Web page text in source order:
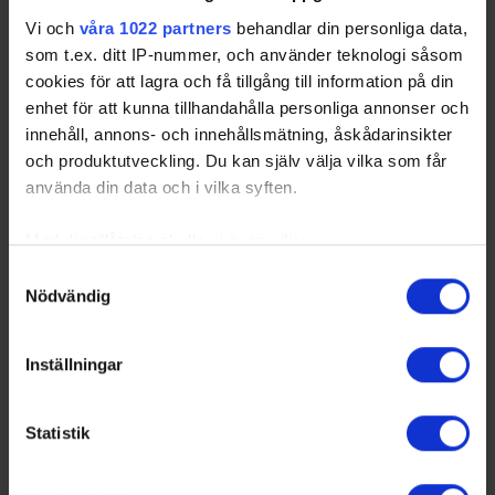
Vi och våra 1022 partners behandlar din personliga data,
som t.ex. ditt IP-nummer, och använder teknologi såsom
cookies för att lagra och få tillgång till information på din
enhet för att kunna tillhandahålla personliga annonser och
innehåll, annons- och innehållsmätning, åskådarinsikter
och produktutveckling. Du kan själv välja vilka som får
använda din data och i vilka syften.
Med din tillåtelse skulle vi även vilja:
som kan ha en noggrannhet på upp till flera meter
Ta reda på mer om hur dina personliga uppgifter
Du kan ändra eller dra tillbaka ditt samtycke när som
Nödvändig
Inställningar
Statistik
Lidl Hockey Games tillbaka i Södertälje –
spelas 28–31 oktober 2026
26-06-22
Lidl Hockey Games etablerades 2024 som Tre Kronor
dams egen hemmaturnering och har på kort tid blivit ett
viktigt och engagerande inslag i den svenska
ishockeykalendern. Precis som tidi…